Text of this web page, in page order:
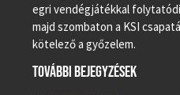
egri vendégjátékkal
majd szombaton a KSI
kötelező a győzelem.
TOVÁBBI BEJEGYZÉSEK